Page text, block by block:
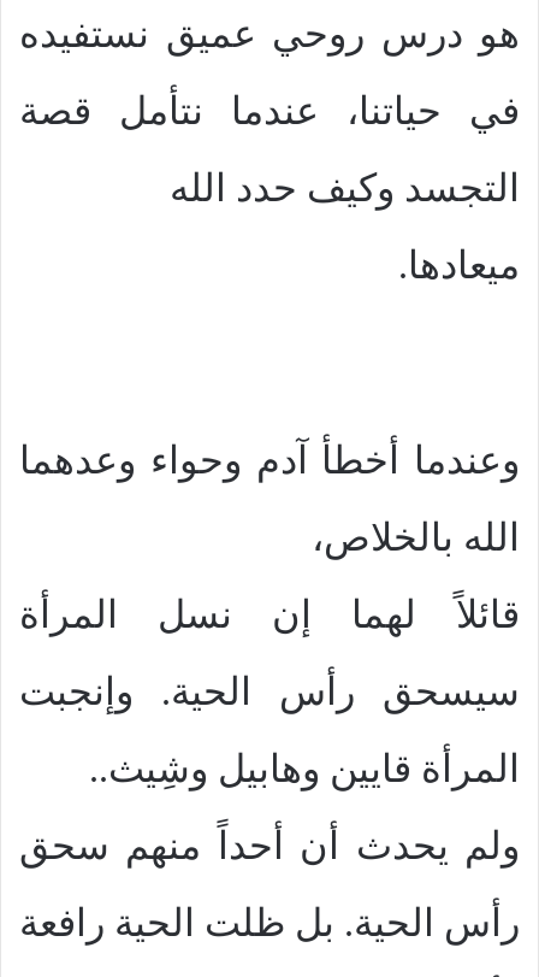
هو درس روحي عميق نستفيده
في حياتنا، عندما نتأمل قصة
التجسد وكيف حدد الله
ميعادها.
وعندما أخطأ آدم وحواء وعدهما
الله بالخلاص،
قائلاً لهما إن نسل المرأة
سيسحق رأس الحية. وإنجبت
المرأة قايين وهابيل وشِيث..
ولم يحدث أن أحداً منهم سحق
رأس الحية. بل ظلت الحية رافعة